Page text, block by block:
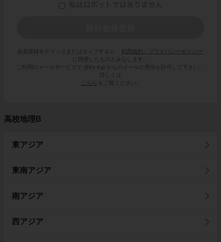
会員登録をクリックまたはタップすると、
利用規約・プライバシーポリシー
に同意したものとみなします。
ご利用のメールサービスで @try-it.jp からのメールの受信を許可して下さい。
詳しくは
こちら
をご覧ください。
高校地理B
東アジア
東南アジア
南アジア
西アジア